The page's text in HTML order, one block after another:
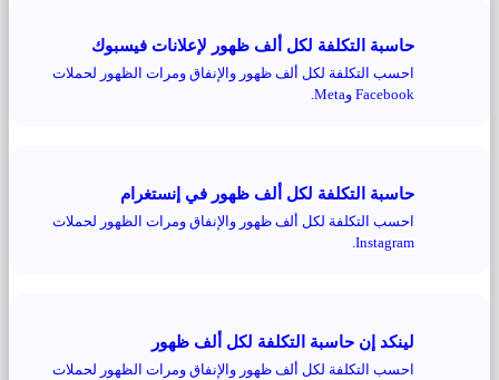
حاسبة التكلفة لكل ألف ظهور لإعلانات فيسبوك
احسب التكلفة لكل ألف ظهور والإنفاق ومرات الظهور لحملات
Facebook وMeta.
حاسبة التكلفة لكل ألف ظهور في إنستغرام
احسب التكلفة لكل ألف ظهور والإنفاق ومرات الظهور لحملات
Instagram.
لينكد إن حاسبة التكلفة لكل ألف ظهور
احسب التكلفة لكل ألف ظهور والإنفاق ومرات الظهور لحملات